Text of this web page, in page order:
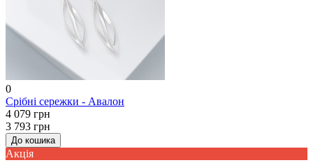
0
Срібні сережки - Авалон
4 079 грн
3 793 грн
До кошика
Акцiя